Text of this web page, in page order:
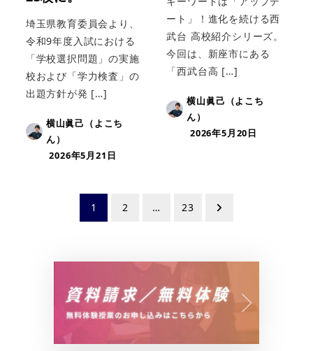
埼玉県教育委員会より、
令和9年度入試における
「学校選択問題」の実施
校および「学力検査」の
出題方針が発 […]
横山眞己（よこち
ん）
2026年5月21日
ート」！進化を続ける西
武台 高校紹介シリーズ。
今回は、新座市にある
「西武台高 […]
横山眞己（よこち
ん）
2026年5月20日
1 2 … 23